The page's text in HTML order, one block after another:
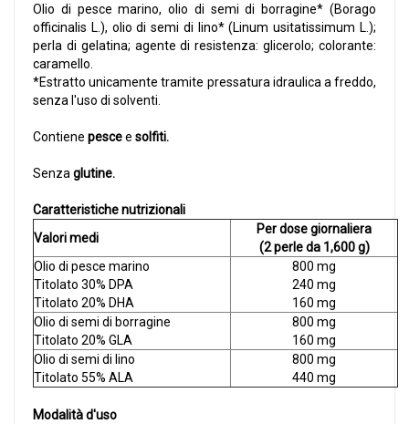
Olio di pesce marino, olio di semi di borragine* (Borago
officinalis L.), olio di semi di lino* (Linum usitatissimum L.);
perla di gelatina; agente di resistenza: glicerolo; colorante:
caramello.
*Estratto unicamente tramite pressatura idraulica a freddo,
senza l'uso di solventi.
Contiene pescee solfiti.
Senzaglutine.
Caratteristiche nutrizionali
Valori medi
Per dose giornaliera
(2 perle da 1,600 g)
Olio di pesce marino
Titolato 30% DPA
Titolato 20% DHA
800 mg
240 mg
160 mg
Olio di semi di borragine
Titolato 20% GLA
800 mg
160 mg
Olio di semi di lino
Titolato 55% ALA
800 mg
440 mg
Modalità d'uso